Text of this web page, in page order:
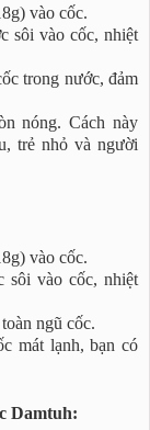
vào cốc.
sôi vào cốc, nhiệt
trong nước, đảm
nóng. Cách này
trẻ nhỏ và người
vào cốc.
sôi vào cốc, nhiệt
ngũ cốc.
mát lạnh, bạn có
Damtuh: